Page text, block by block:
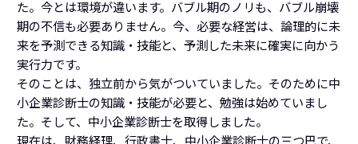
た。今とは環境が違います。バブル期のノリも、バブル崩壊
期の不信も必要ありません。今、必要な経営は、論理的に未
来を予測できる知識・技能と、予測した未来に確実に向かう
実行力です。
そのことは、独立前から気がついていました。そのために中
小企業診断士の知識・技能が必要と、勉強は始めていまし
た。そして、中小企業診断士を取得しました。